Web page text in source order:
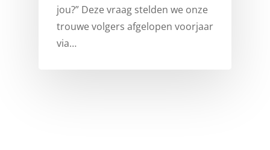
jou?” Deze vraag stelden we onze
trouwe volgers afgelopen voorjaar
via…